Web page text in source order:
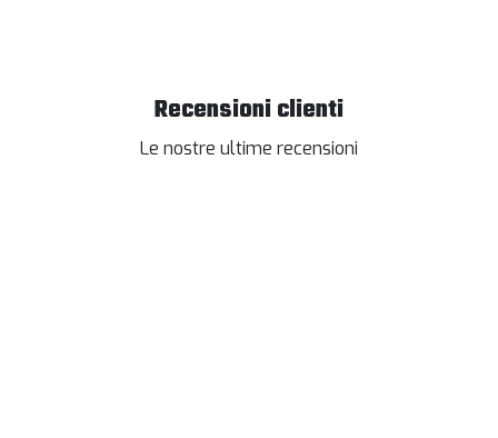
Recensioni clienti
Le nostre ultime recensioni